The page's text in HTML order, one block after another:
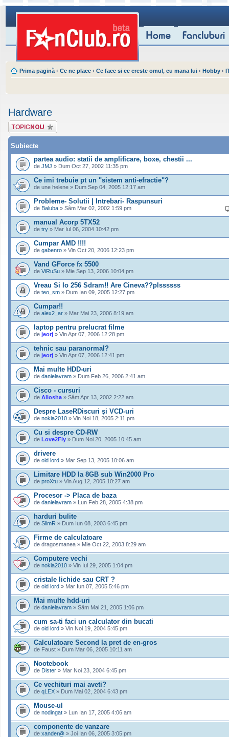
Prima pagină ‹ Ce ne place ‹ Ce face si ce creste omul, cu mana lui ‹ Hobby ‹
Hardware
Scrie un subiect
nou
Subiecte
partea audio: statii de amplificare, boxe, chestii ...
de JMJ » Dum Oct 27, 2002 11:35 pm
Ce imi trebuie pt un "sistem anti-efractie"?
de une helene » Dum Sep 04, 2005 12:17 am
Probleme- Solutii | Intrebari- Raspunsuri
de Baluba » Sâm Mar 02, 2002 1:59 pm
manual Acorp 5TX52
de try » Mar Iul 06, 2004 10:42 pm
Cumpar AMD !!!!
de gabenro » Vin Oct 20, 2006 12:23 pm
Vand GForce fx 5500
de ViRuSu » Mie Sep 13, 2006 10:04 pm
Vreau Si Io 256 Sdram!! Are Cineva??plssssss
de teo_sm » Dum Ian 09, 2005 12:27 pm
Cumpar!!
de alex2_ar » Mar Mai 23, 2006 8:19 am
laptop pentru prelucrat filme
de jeorj » Vin Apr 07, 2006 12:28 pm
tehnic sau paranormal?
de jeorj » Vin Apr 07, 2006 12:41 pm
Mai multe HDD-uri
de danielavram » Dum Feb 26, 2006 2:41 am
Cisco - cursuri
de Aliosha » Sâm Apr 13, 2002 2:22 am
Despre LaseRDiscuri şi VCD-uri
de nokia2010 » Vin Noi 18, 2005 2:11 pm
Cu si despre CD-RW
de Love2Fly » Dum Noi 20, 2005 10:45 am
drivere
de old lord » Mar Sep 13, 2005 10:06 am
Limitare HDD la 8GB sub Win2000 Pro
de proXtu » Vin Aug 12, 2005 10:27 am
Procesor -> Placa de baza
de danielavram » Lun Feb 28, 2005 4:38 pm
harduri bulite
de SlimR » Dum Iun 08, 2003 6:45 pm
Firme de calculatoare
de dragosmanea » Mie Oct 22, 2003 8:29 am
Computere vechi
de nokia2010 » Vin Iul 29, 2005 1:04 pm
cristale lichide sau CRT ?
de old lord » Mar Iun 07, 2005 5:46 pm
Mai multe hdd-uri
de danielavram » Sâm Mai 21, 2005 1:06 pm
cum sa-ti faci un calculator din bucati
de old lord » Vin Noi 19, 2004 5:45 pm
Calculatoare Second la pret de en-gros
de Faust » Dum Mar 06, 2005 10:11 am
Nootebook
de Dister » Mar Noi 23, 2004 6:45 pm
Ce vechituri mai aveti?
de qLEX » Dum Mai 02, 2004 6:43 pm
Mouse-ul
de nodingat » Lun Ian 17, 2005 4:06 am
componente de vanzare
de xander@ » Joi Ian 06, 2005 3:05 pm